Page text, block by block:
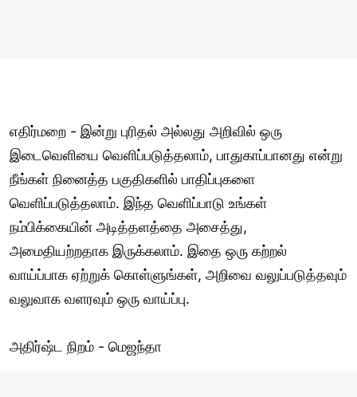
எதிர்மறை - இன்று புரிதல் அல்லது அறிவில் ஒரு
இடைவெளியை வெளிப்படுத்தலாம், பாதுகாப்பானது என்று
நீங்கள் நினைத்த பகுதிகளில் பாதிப்புகளை
வெளிப்படுத்தலாம். இந்த வெளிப்பாடு உங்கள்
நம்பிக்கையின் அடித்தளத்தை அசைத்து,
அமைதியற்றதாக இருக்கலாம். இதை ஒரு கற்றல்
வாய்ப்பாக ஏற்றுக் கொள்ளுங்கள், அறிவை வலுப்படுத்தவும்
வலுவாக வளரவும் ஒரு வாய்ப்பு.
அதிர்ஷ்ட நிறம் - மெஜந்தா